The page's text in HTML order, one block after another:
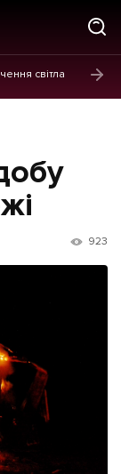
світла
923